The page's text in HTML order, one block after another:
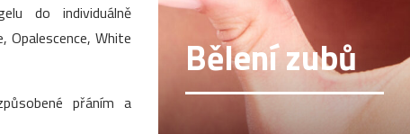
do individuálně
Opalescence, White
přáním a
Bělení zubů